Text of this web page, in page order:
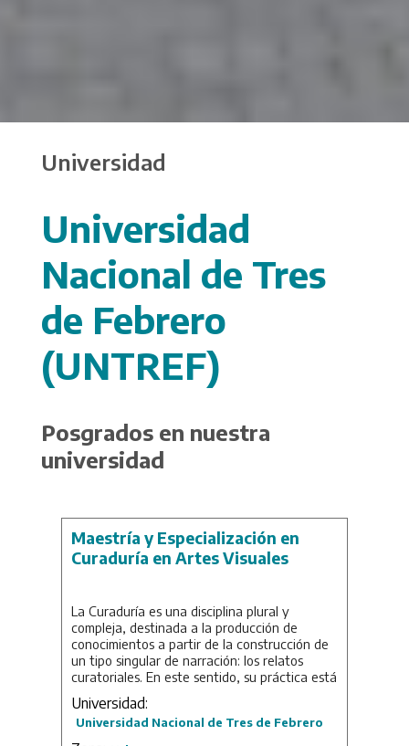
Universidad
Universidad
Nacional de Tres
de Febrero
(UNTREF)
Posgrados en nuestra
universidad
Maestría y Especialización en
Curaduría en Artes Visuales
La Curaduría es una disciplina plural y
compleja, destinada a la producción de
conocimientos a partir de la construcción de
un tipo singular de narración: los relatos
curatoriales. En este sentido, su práctica está
vinculada tanto a la investigación como a la
revisión crítica y, con ella, a la elaboración de
nuevas perspectivas sobre nuestras
sociedades, nuestras percepciones del
Universidad:
Universidad Nacional de Tres de Febrero